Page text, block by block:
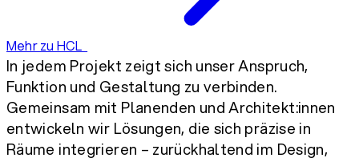
Mehr zu HCL
In jedem Projekt zeigt sich unser Anspruch,
Funktion und Gestaltung zu verbinden.
Gemeinsam mit Planenden und Architekt:innen
entwickeln wir Lösungen, die sich präzise in
Räume integrieren – zurückhaltend im Design,